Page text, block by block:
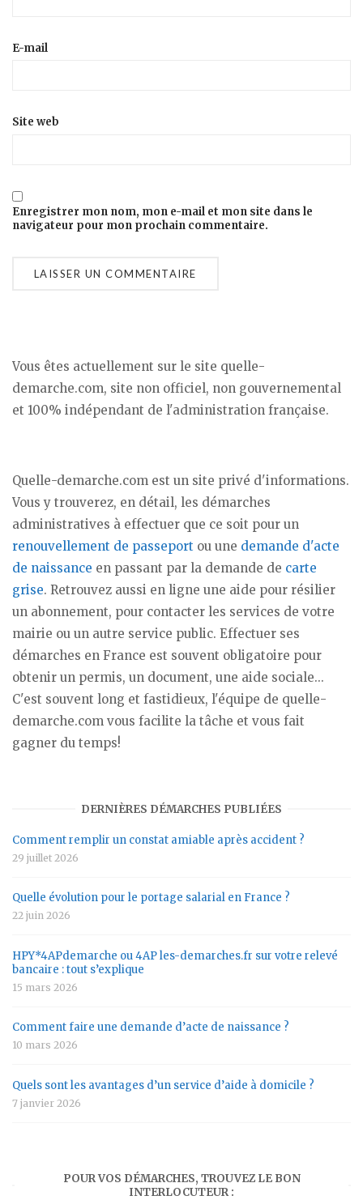
E-mail
Site web
Enregistrer mon nom, mon e-mail et mon site dans le
navigateur pour mon prochain commentaire.
Vous êtes actuellement sur le site quelle-
demarche.com, site non officiel, non gouvernemental
et 100% indépendant de l'administration française.
Quelle-demarche.com est un site privé d'informations.
Vous y trouverez, en détail, les démarches
administratives à effectuer que ce soit pour un
renouvellement de passeport ou une demande d'acte
de naissance en passant par la demande de carte
grise. Retrouvez aussi en ligne une aide pour résilier
un abonnement, pour contacter les services de votre
mairie ou un autre service public. Effectuer ses
démarches en France est souvent obligatoire pour
obtenir un permis, un document, une aide sociale...
C'est souvent long et fastidieux, l'équipe de quelle-
demarche.com vous facilite la tâche et vous fait
gagner du temps!
DERNIÈRES DÉMARCHES PUBLIÉES
Comment remplir un constat amiable après accident ?
29 juillet 2026
Quelle évolution pour le portage salarial en France ?
22 juin 2026
HPY*4APdemarche ou 4AP les-demarches.fr sur votre relevé
bancaire : tout s’explique
15 mars 2026
Comment faire une demande d’acte de naissance ?
10 mars 2026
Quels sont les avantages d’un service d’aide à domicile ?
7 janvier 2026
POUR VOS DÉMARCHES, TROUVEZ LE BON
INTERLOCUTEUR :